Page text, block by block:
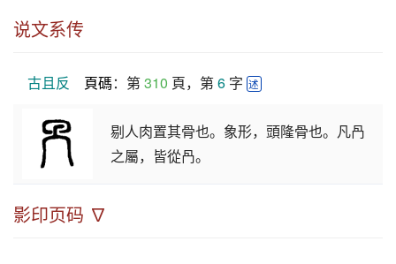
说文系传
古且反 頁碼：第 310 頁，第 6 字 述
剔人肉置其骨也。象形，頭隆骨也。凡冎
之屬，皆從冎。
影印页码 ∇